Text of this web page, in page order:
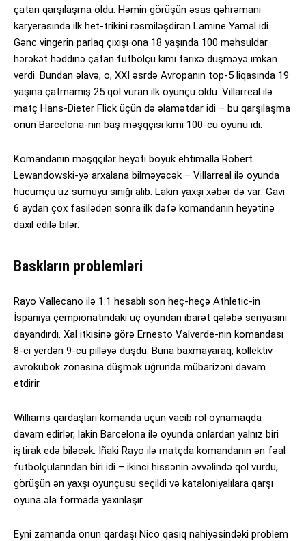
çatan qarşılaşma oldu. Həmin görüşün əsas qəhrəmanı
karyerasında ilk het-trikini rəsmiləşdirən Lamine Yamal idi.
Gənc vingerin parlaq çıxışı ona 18 yaşında 100 məhsuldar
hərəkət həddinə çatan futbolçu kimi tarixə düşməyə imkan
verdi. Bundan əlavə, o, XXI əsrdə Avropanın top-5 liqasında 19
yaşına çatmamış 25 qol vuran ilk oyunçu oldu. Villarreal ilə
matç Hans-Dieter Flick üçün də əlamətdar idi – bu qarşılaşma
onun Barcelona-nın baş məşqçisi kimi 100-cü oyunu idi.
Komandanın məşqçilər heyəti böyük ehtimalla Robert
Lewandowski-yə arxalana bilməyəcək – Villarreal ilə oyunda
hücumçu üz sümüyü sınığı alıb. Lakin yaxşı xəbər də var: Gavi
6 aydan çox fasilədən sonra ilk dəfə komandanın heyətinə
daxil edilə bilər.
Baskların problemləri
Rayo Vallecano ilə 1:1 hesablı son heç-heçə Athletic-in
İspaniya çempionatındakı üç oyundan ibarət qələbə seriyasını
dayandırdı. Xal itkisinə görə Ernesto Valverde-nin komandası
8-ci yerdən 9-cu pilləyə düşdü. Buna baxmayaraq, kollektiv
avrokubok zonasına düşmək uğrunda mübarizəni davam
etdirir.
Williams qardaşları komanda üçün vacib rol oynamaqda
davam edirlər, lakin Barcelona ilə oyunda onlardan yalnız biri
iştirak edə biləcək. Iñaki Rayo ilə matçda komandanın ən fəal
futbolçularından biri idi – ikinci hissənin əvvəlində qol vurdu,
görüşün ən yaxşı oyunçusu seçildi və kataloniyalılara qarşı
oyuna əla formada yaxınlaşır.
Eyni zamanda onun qardaşı Nico qasıq nahiyəsindəki problem